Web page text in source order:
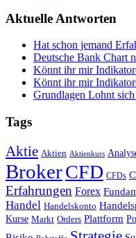
Aktuelle Antworten
Hat schon jemand
Deutsche Bank Chart
Könnt ihr mir
Könnt ihr mir
Grundlagen Lohnt
Tags
Aktie Aktien Aktienkurs
BrokerCFD CFDs
Erfahrungen Forex
Handel Handelskonto
Kurse Markt Orders Plattform